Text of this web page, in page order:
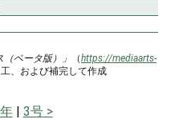
ベータ版）」 （https://mediaarts-
、および補完して作成
3号